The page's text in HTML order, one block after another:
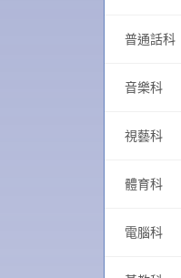
普通話科
音樂科
視藝科
體育科
電腦科